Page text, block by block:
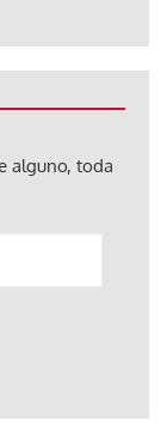
alguno, toda